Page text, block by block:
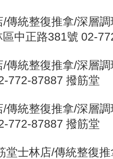
/傳統整復推拿/深層
中正路381號 02-
傳統整復推拿/深層
772-87887 撥筋堂
傳統整復推拿/深層
772-87887 撥筋堂
堂士林店/傳統整復